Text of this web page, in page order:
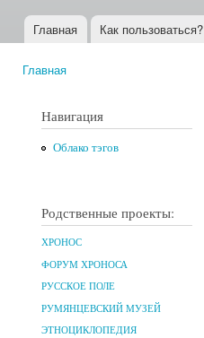
Главное меню
Главная Как пользоваться?
Главная
Навигация
Облако тэгов
Родственные проекты:
ХРОНОС
ФОРУМ ХРОНОСА
РУССКОЕ ПОЛЕ
РУМЯНЦЕВСКИЙ МУЗЕЙ
ЭТНОЦИКЛОПЕДИЯ